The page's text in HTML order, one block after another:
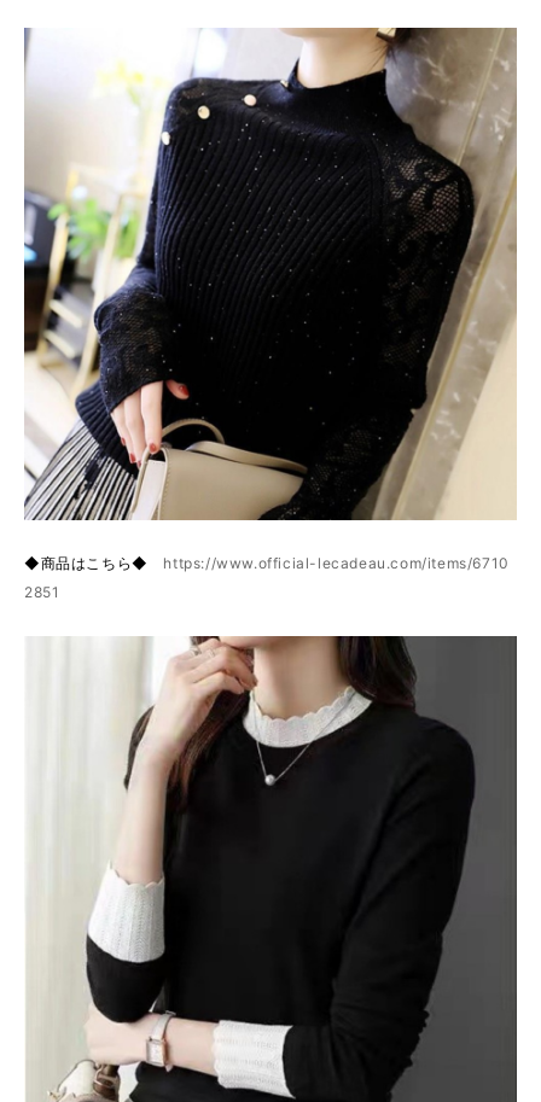
◆商品はこちら◆ https://www.official-lecadeau.com/items/6710
2851